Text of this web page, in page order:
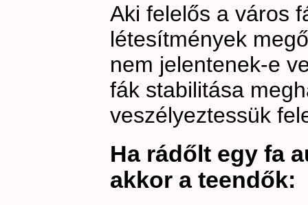
Aki felelős a város
létesítmények
nem jelentenek-e
fák stabilitása
veszélyeztessük
Ha rádőlt egy fa
akkor a teendők: